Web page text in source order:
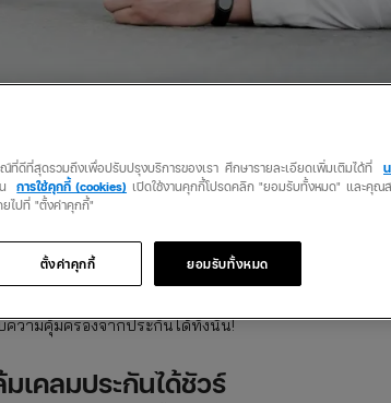
บัติเหตุไหม?
ติเหตุไหม? มาดูคำตอบกัน
บัติเหตุ 2024 ได้นะ
เคลมประกันอุบัติเหตุส่วนบุคคลได้ ไม่ว่าจะเดินเตะมุมตู้จ
ความคุ้มครองจากประกันได้ทั้งนั้น!
เคลมประกันได้ชัวร์
ที่ดีที่สุดรวมถึงเพื่อปรับปรุงบริการของเรา ศึกษารายละเอียดเพิ่มเติมได้ที่
การใช้คุกกี้ (cookies) เปิดใช้งานคุกกี้โปรดคลิก "ยอมรับทั้งหมด" และคุณ
ยไปที่ "ตั้งค่าคุกกี้"
ยอมรับทั้งหมด
ตั้งค่าคุกกี้